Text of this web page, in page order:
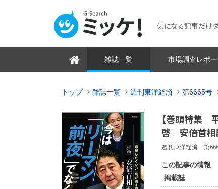
気になる記事だけダ
雑誌一覧 市場調査レポー
トップ 雑誌一覧 週刊東洋経済 第6665号
【巻頭特集
啓 安倍首相
週刊東洋経済 第
この記事の情報
掲載誌